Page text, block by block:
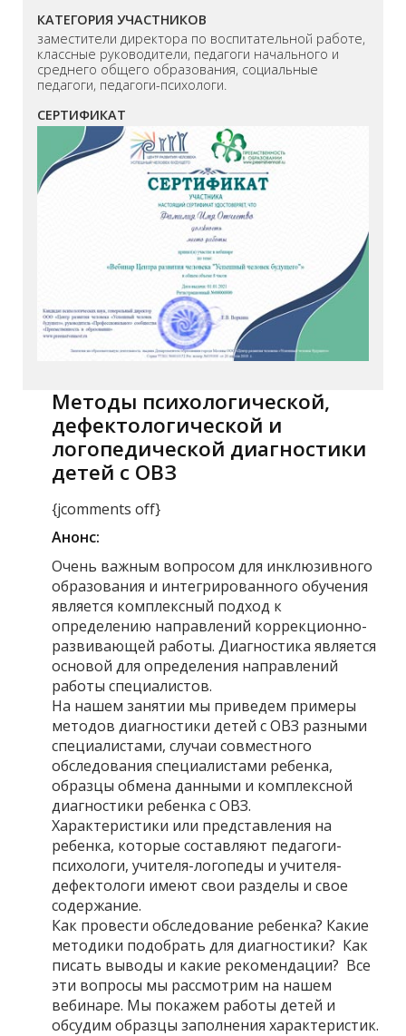
КАТЕГОРИЯ УЧАСТНИКОВ
заместители директора по воспитательной работе,
классные руководители, педагоги начального и
среднего общего образования, социальные
педагоги, педагоги-психологи.
СЕРТИФИКАТ
Методы психологической,
дефектологической и
логопедической диагностики
детей с ОВЗ
{jcomments off}
Анонс:
Очень важным вопросом для инклюзивного
образования и интегрированного обучения
является комплексный подход к
определению направлений коррекционно-
развивающей работы. Диагностика является
основой для определения направлений
работы специалистов.
На нашем занятии мы приведем примеры
методов диагностики детей с ОВЗ разными
специалистами, случаи совместного
обследования специалистами ребенка,
образцы обмена данными и комплексной
диагностики ребенка с ОВЗ.
Характеристики или представления на
ребенка, которые составляют педагоги-
психологи, учителя-логопеды и учителя-
дефектологи имеют свои разделы и свое
содержание.
Как провести обследование ребенка? Какие
методики подобрать для диагностики? Как
писать выводы и какие рекомендации? Все
эти вопросы мы рассмотрим на нашем
вебинаре. Мы покажем работы детей и
обсудим образцы заполнения характеристик.